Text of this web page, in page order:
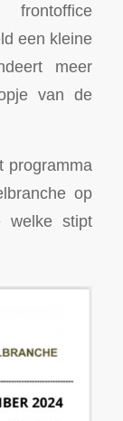
een kleine
meer
van de
programma
op
welke stipt